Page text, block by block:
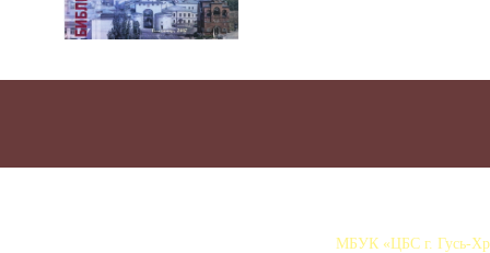
МБУК «ЦБС г. Гусь-